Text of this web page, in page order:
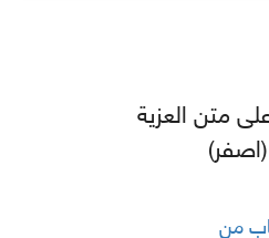
متن العزية
(اصفر)
من